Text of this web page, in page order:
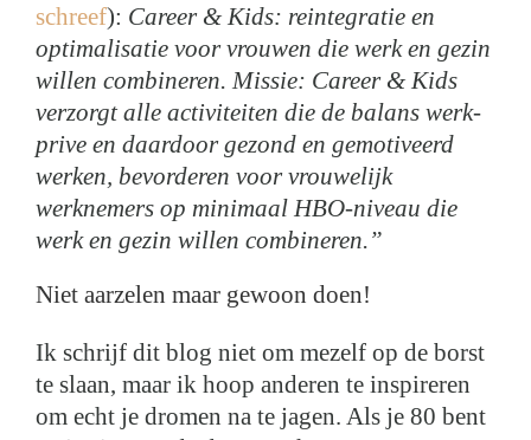
schreef): Career & Kids: reintegratie en
optimalisatie voor vrouwen die werk en gezin
willen combineren. Missie: Career & Kids
verzorgt alle activiteiten die de balans werk-
prive en daardoor gezond en gemotiveerd
werken, bevorderen voor vrouwelijk
werknemers op minimaal HBO-niveau die
werk en gezin willen combineren.”
Niet aarzelen maar gewoon doen!
Ik schrijf dit blog niet om mezelf op de borst
te slaan, maar ik hoop anderen te inspireren
om echt je dromen na te jagen. Als je 80 bent